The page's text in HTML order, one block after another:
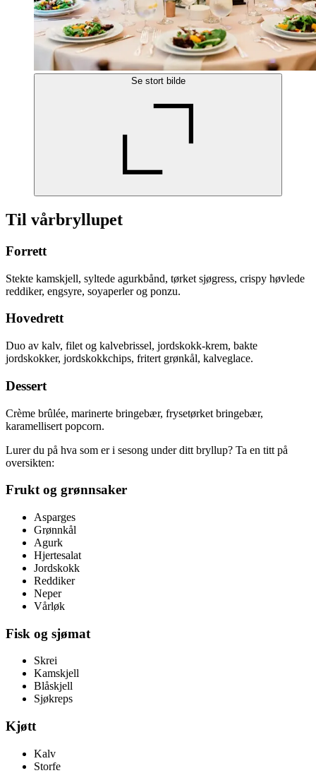
Se stort bilde
Til vårbryllupet
Forrett
Stekte kamskjell, syltede agurkbånd, tørket sjøgress, crispy høvlede
reddiker, engsyre, soyaperler og ponzu.
Hovedrett
Duo av kalv, filet og kalvebrissel, jordskokk-krem, bakte
jordskokker, jordskokkchips, fritert grønkål, kalveglace.
Dessert
Crème brûlée, marinerte bringebær, frysetørket bringebær,
karamellisert popcorn.
Lurer du på hva som er i sesong under ditt bryllup? Ta en titt på
oversikten:
Frukt og grønnsaker
Asparges
Grønnkål
Agurk
Hjertesalat
Jordskokk
Reddiker
Neper
Vårløk
Fisk og sjømat
Skrei
Kamskjell
Blåskjell
Sjøkreps
Kjøtt
Kalv
Storfe